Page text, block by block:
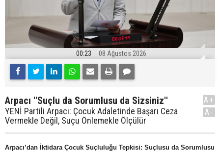
00:23 08 Ağustos 2026
Arpacı ''Suçlu da Sorumlusu da Sizsiniz''
YENİ Partili Arpacı: Çocuk Adaletinde Başarı Ceza
Vermekle Değil, Suçu Önlemekle Ölçülür
A+
A-
Arpacı’dan İktidara Çocuk Suçluluğu Tepkisi: Suçlusu da Sorumlusu